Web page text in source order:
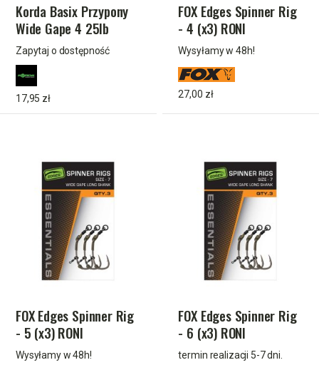
Korda Basix Przypony
Wide Gape 4 25lb
Zapytaj o dostępność
17,95 zł
FOX Edges Spinner Rig
- 4 (x3) RONI
Wysyłamy w 48h!
27,00 zł
FOX Edges Spinner Rig
- 5 (x3) RONI
Wysyłamy w 48h!
FOX Edges Spinner Rig
- 6 (x3) RONI
termin realizacji 5-7 dni.